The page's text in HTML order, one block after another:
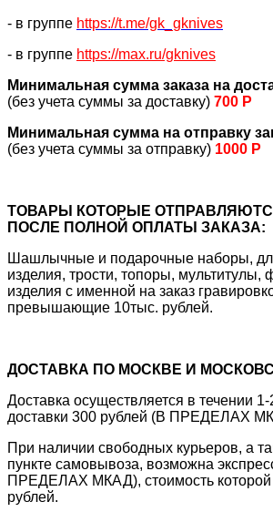
- в группе https://t.me/gk_gknives
- в группе https://max.ru/gknives
Минимальная сумма заказа на
(без учета суммы за доставку) 700 Р
Минимальная сумма на отправку
(без учета суммы за отправку) 1000 Р
ТОВАРЫ КОТОРЫЕ
ПОСЛЕ ПОЛНОЙ ОПЛАТЫ ЗАКАЗА:
Шашлычные и подарочные наборы,
изделия, трости, топоры, мультитулы,
изделия с именной на заказ
превышающие 10тыс. рублей.
ДОСТАВКА ПО МОСКВЕ И
Доставка осуществляется в течении
доставки 300 рублей (В ПРЕДЕЛАХ
При наличии свободных курьеров, а
пункте самовывоза, возможна
ПРЕДЕЛАХ МКАД), стоимость которой
рублей.